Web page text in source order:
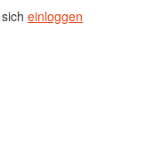
einloggen